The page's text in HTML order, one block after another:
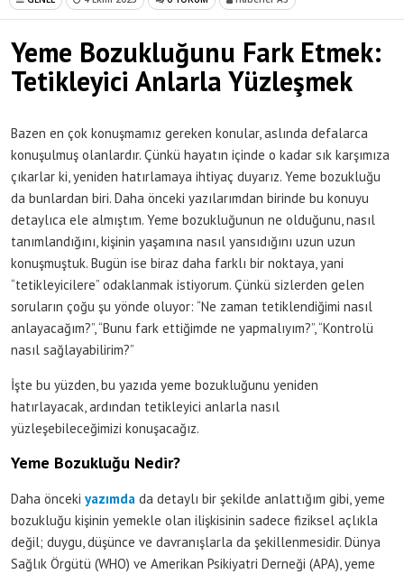
Yeme Bozukluğunu Fark Etmek:
Tetikleyici Anlarla Yüzleşmek
Bazen en çok konuşmamız gereken konular, aslında defalarca
konuşulmuş olanlardır. Çünkü hayatın içinde o kadar sık karşımıza
çıkarlar ki, yeniden hatırlamaya ihtiyaç duyarız. Yeme bozukluğu
da bunlardan biri. Daha önceki yazılarımdan birinde bu konuyu
detaylıca ele almıştım. Yeme bozukluğunun ne olduğunu, nasıl
tanımlandığını, kişinin yaşamına nasıl yansıdığını uzun uzun
konuşmuştuk. Bugün ise biraz daha farklı bir noktaya, yani
“tetikleyicilere” odaklanmak istiyorum. Çünkü sizlerden gelen
soruların çoğu şu yönde oluyor: “Ne zaman tetiklendiğimi nasıl
anlayacağım?”, “Bunu fark ettiğimde ne yapmalıyım?”, “Kontrolü
nasıl sağlayabilirim?”
İşte bu yüzden, bu yazıda yeme bozukluğunu yeniden
hatırlayacak, ardından tetikleyici anlarla nasıl
yüzleşebileceğimizi konuşacağız.
Yeme Bozukluğu Nedir?
Daha önceki yazımda da detaylı bir şekilde anlattığım gibi, yeme
bozukluğu kişinin yemekle olan ilişkisinin sadece fiziksel açlıkla
değil; duygu, düşünce ve davranışlarla da şekillenmesidir. Dünya
Sağlık Örgütü (WHO) ve Amerikan Psikiyatri Derneği (APA), yeme